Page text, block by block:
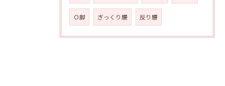
Ｏ脚 ぎっくり腰 反り腰